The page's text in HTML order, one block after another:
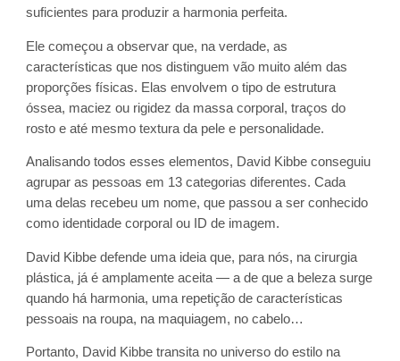
suficientes para produzir a harmonia perfeita.
Ele começou a observar que, na verdade, as
características que nos distinguem vão muito além das
proporções físicas. Elas envolvem o tipo de estrutura
óssea, maciez ou rigidez da massa corporal, traços do
rosto e até mesmo textura da pele e personalidade.
Analisando todos esses elementos, David Kibbe conseguiu
agrupar as pessoas em 13 categorias diferentes. Cada
uma delas recebeu um nome, que passou a ser conhecido
como identidade corporal ou ID de imagem.
David Kibbe defende uma ideia que, para nós, na cirurgia
plástica, já é amplamente aceita — a de que a beleza surge
quando há harmonia, uma repetição de características
pessoais na roupa, na maquiagem, no cabelo…
Portanto, David Kibbe transita no universo do estilo na